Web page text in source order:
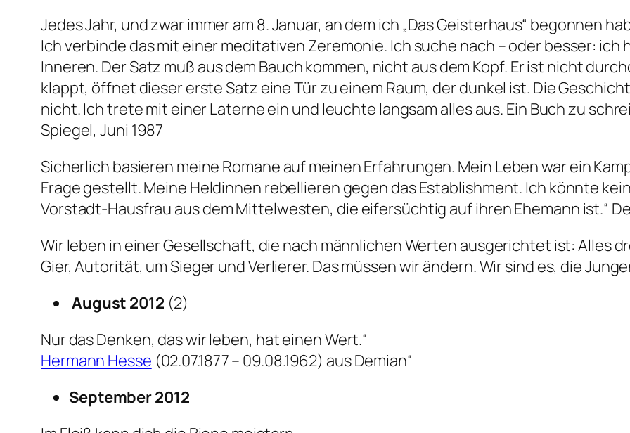
Jedes Jahr, und zwar immer am 8. Januar, an dem ich „Das Geisterhaus“ begonnen
Ich verbinde das mit einer meditativen Zeremonie. Ich suche nach – oder besser:
Inneren. Der Satz muß aus dem Bauch kommen, nicht aus dem Kopf. Er ist nicht
klappt, öffnet dieser erste Satz eine Tür zu einem Raum, der dunkel ist. Die
nicht. Ich trete mit einer Laterne ein und leuchte langsam alles aus. Ein Buch zu
Spiegel, Juni 1987
Sicherlich basieren meine Romane auf meinen Erfahrungen. Mein Leben war ein
Frage gestellt. Meine Heldinnen rebellieren gegen das Establishment. Ich könnte
Vorstadt-Hausfrau aus dem Mittelwesten, die eifersüchtig auf ihren Ehemann ist.“
Wir leben in einer Gesellschaft, die nach männlichen Werten ausgerichtet ist: Alles
Gier, Autorität, um Sieger und Verlierer. Das müssen wir ändern. Wir sind es, die
August 2012 (2)
Nur das Denken, das wir leben, hat einen Wert.“
Hermann Hesse (02.07.1877 – 09.08.1962) aus Demian“
September 2012